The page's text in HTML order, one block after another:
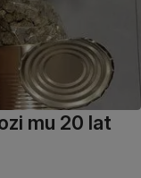
mu 20 lat